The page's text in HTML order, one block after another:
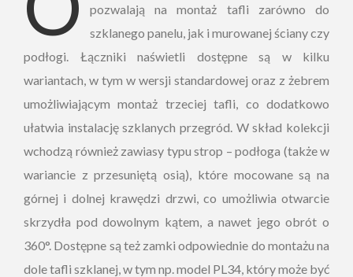
pozwalają na montaż tafli zarówno do
szklanego panelu, jak i murowanej ściany czy
podłogi. Łączniki naświetli dostępne są w kilku
wariantach, w tym w wersji standardowej oraz z żebrem
umożliwiającym montaż trzeciej tafli, co dodatkowo
ułatwia instalację szklanych przegród. W skład kolekcji
wchodzą również zawiasy typu strop – podłoga (także w
wariancie z przesuniętą osią), które mocowane są na
górnej i dolnej krawędzi drzwi, co umożliwia otwarcie
skrzydła pod dowolnym kątem, a nawet jego obrót o
360°. Dostępne są też zamki odpowiednie do montażu na
dole tafli szklanej, w tym np. model PL34, który może być